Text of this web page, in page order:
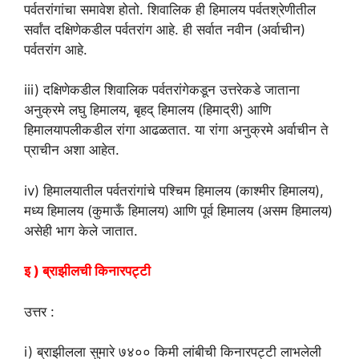
पर्वतरांगांचा समावेश होतो. शिवालिक ही हिमालय पर्वतश्रेणीतील
सर्वांत दक्षिणेकडील पर्वतरांग आहे. ही सर्वात नवीन (अर्वाचीन)
पर्वतरांग आहे.
iii) दक्षिणेकडील शिवालिक पर्वतरांगेकडून उत्तरेकडे जाताना
अनुक्रमे लघु हिमालय, बृहद् हिमालय (हिमाद्री) आणि
हिमालयापलीकडील रांगा आढळतात. या रांगा अनुक्रमे अर्वाचीन ते
प्राचीन अशा आहेत.
iv) हिमालयातील पर्वतरांगांचे पश्चिम हिमालय (काश्मीर हिमालय),
मध्य हिमालय (कुमाऊँ हिमालय) आणि पूर्व हिमालय (असम हिमालय)
असेही भाग केले जातात.
इ ) ब्राझीलची किनारपट्टी
उत्तर :
i) ब्राझीलला सुमारे ७४०० किमी लांबीची किनारपट्टी लाभलेली